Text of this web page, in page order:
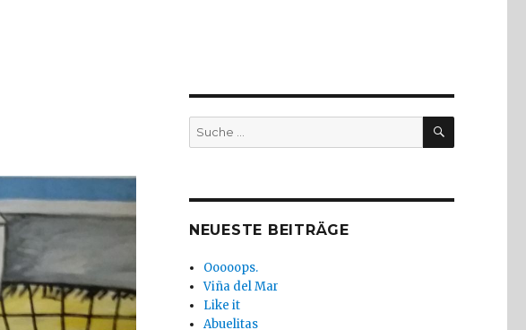
Suche
nach:
SUCHE
NEUESTE BEITRÄGE
Ooooops.
Viña del Mar
Like it
Abuelitas